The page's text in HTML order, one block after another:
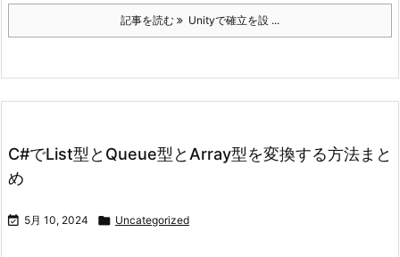
記事を読む Unityで確立を設 ...
C#でList型とQueue型とArray型を変換する方法まと
め
 5月 10, 2024  Uncategorized